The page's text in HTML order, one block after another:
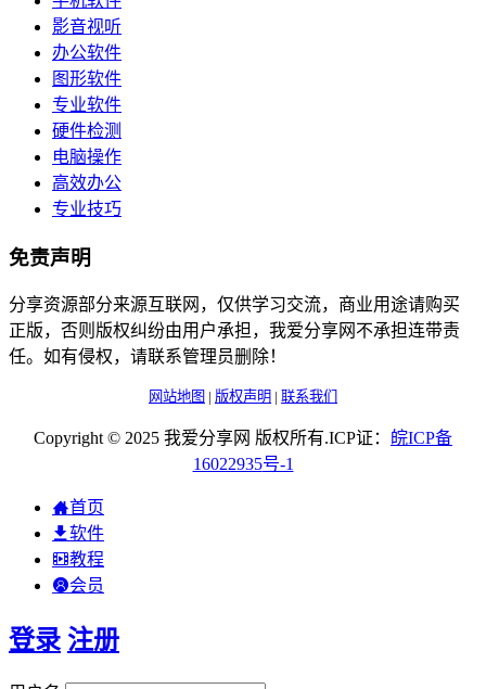
影音视听
办公软件
图形软件
专业软件
硬件检测
电脑操作
高效办公
专业技巧
免责声明
分享资源部分来源互联网，仅供学习交流，商业用途请购买
正版，否则版权纠纷由用户承担，我爱分享网不承担连带责
任。如有侵权，请联系管理员删除！
网站地图 | 版权声明 | 联系我们
Copyright © 2025 我爱分享网 版权所有.ICP证： 皖ICP备
16022935号-1
首页
软件
教程
会员
登录 注册